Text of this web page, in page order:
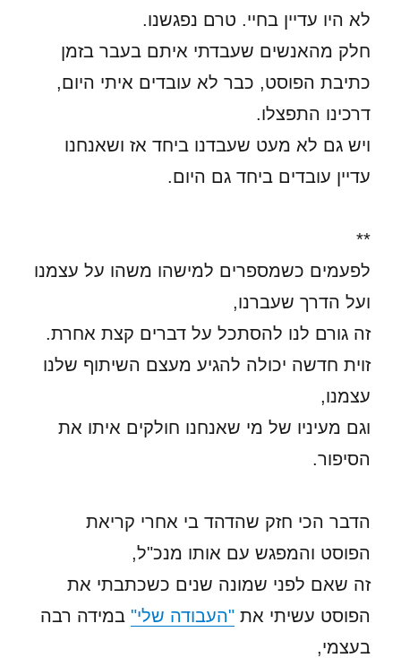
לא היו עדיין בחיי. טרם נפגשנו.
חלק מהאנשים שעבדתי איתם בעבר בזמן
כתיבת הפוסט, כבר לא עובדים איתי היום,
דרכינו התפצלו.
ויש גם לא מעט שעבדנו ביחד אז ושאנחנו
עדיין עובדים ביחד גם היום.
**
לפעמים כשמספרים למישהו משהו על עצמנו
ועל הדרך שעברנו,
זה גורם לנו להסתכל על דברים קצת אחרת.
זוית חדשה יכולה להגיע מעצם השיתוף שלנו
עצמנו,
וגם מעיניו של מי שאנחנו חולקים איתו את
הסיפור.
הדבר הכי חזק שהדהד בי אחרי קריאת
הפוסט והמפגש עם אותו מנכ"ל,
זה שאם לפני שמונה שנים כשכתבתי את
הפוסט עשיתי את"העבודה שלי" במידה רבה
בעצמי,